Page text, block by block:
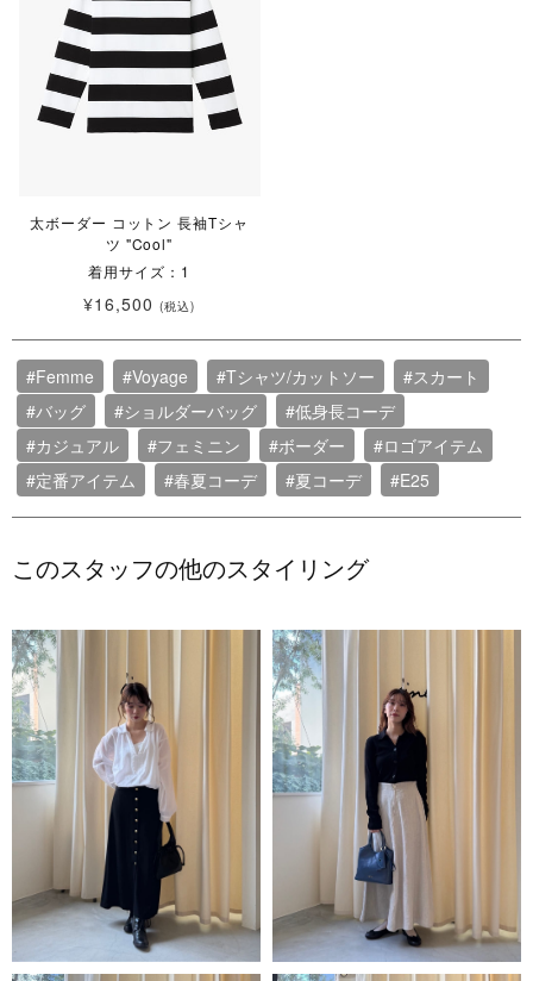
太ボーダー コットン 長袖Tシャ
ツ "Cool"
着用サイズ：1
¥16,500 (税込)
#Femme #Voyage #Tシャツ/カットソー
#スカート
#バッグ
#ショルダーバッグ
#低身長コーデ
#カジュアル
#フェミニン #ボーダー
#ロゴアイテム
#定番アイテム
#春夏コーデ #夏コーデ #E25
このスタッフの他のスタイリング